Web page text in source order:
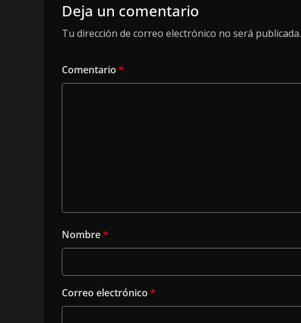
Deja un comentario
Tu dirección de correo electrónico no será publicada.
Comentario *
Nombre*
Correo electrónico *